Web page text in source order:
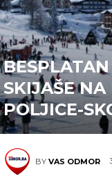
SKIJAŠE NA
POLJICE-
BY VAS ODMOR